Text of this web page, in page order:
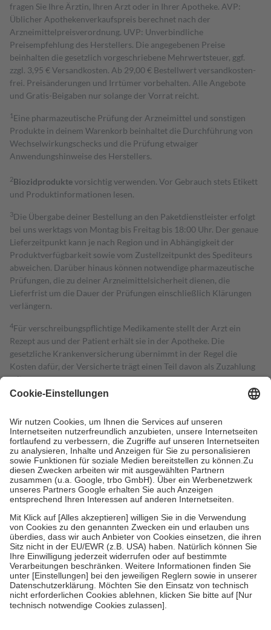
fragen Sie Ihre Ärztin, Ihren Arzt oder in Ihrer Apotheke. AVP:
Üblicher Apothekenverkaufspreis berechnet nach der
Arzneimittelpreisverordnung. UVP: Unverbindliche
Preisempfehlung des Herstellers. Die angegebenen Preise
beinhalten die gesetzlich vorgeschriebene Mehrwertsteuer, ggf.
zzgl. 3,95 € Versandkosten. Ab 29,00 € Bestell­wert versand­kosten­
frei. Preisänderungen und Irrtümer vorbehalten. Alle Angebote
und Gratis-Beigaben nur solange der Vorrat reicht.
1 Eine pharmazeutische Prüfung der Arzneimittel und sonstigen
Produkte in deinem Warenkorb beinhaltet die Durchführung von
Wechselwirkungschecks und die Prüfung etwaiger
Anwendungshinweise des Herstellers.
2Biozidproduktevorsichtig verwenden. Vor Gebrauch stets Etikett
und Produktinformationen lesen.
3Die Übergabe deiner Bestellung an den Paketdienstleister erfolgt
bei uns werktags von Montag bis Freitag bis 18:00 Uhr. Der genaue
Lieferzeitpunkt kann je nach Region und in Abhängigkeit der
Produktverfügbarkeit sowie vom Zustellzeitpunkt des Spediteurs
abweichen. Darüber hinaus können notwendige pharmazeutische
Prüfungen, die zu deiner Arzneimittelsicherheit dienen, die
Lieferfrist um die Dauer der Prüfungen einschließlich Klärungen
verlängern.
4Für verschreibungspflichtige Medikamente stellt der Arzt ein
Rezept aus und der Patient erhält sie in der Apotheke. Die
gesetzliche Krankenversicherung übernimmt in der Regel die
Kosten dafür, der Versicherte trägt einen Teil davon als Zuzahlung
mit.
Grundsätzlich leisten Mitglieder Zuzahlungen in Höhe von zehn
höchstens zehn Euro.
Es sind jedoch nie mehr als die tatsächlichen
Kosten der Leistung zu entrichten.
Diese Regeln gelten grundsätzlich auch für Online-Apotheken.
Bei Heilmitteln und häuslicher Krankenpflege beträgt die
Zuzahlung zehn Prozent der Kosten sowie zehn Euro je
Verordnung.
Um das Engagement der Versicherten für ihre eigene Gesundheit zu
stärken und die besondere Stellung der Familie zu unterstützen,
fallenkeine Zuzahlungenan bei:
• Kindern und Jugendlichen bis zum vollendeten 18. Lebensjahr
mit Ausnahme der Fahrkosten
• Untersuchungen zur Vorsorge und Früherkennung, die von der
GKV getragen werden
• empfohlenen Schutzimpfungen
• Harn- und Blutteststreifen